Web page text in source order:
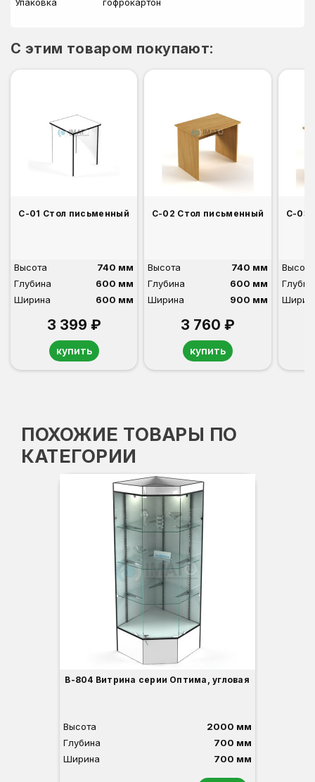
C этим товаром покупают:
С-01 Стол письменный
Высота
740 мм
Глубина
600 мм
Ширина
600 мм
3 399 ₽
купить
С-02 Стол письменный
Высота
740 мм
Глубина
600 мм
Ширина
900 мм
3 760 ₽
купить
С-03
Высота
ПОХОЖИЕ ТОВАРЫ ПО
КАТЕГОРИИ
В-804 Витрина серии Оптима, угловая
Высота
2000 мм
Глубина
700 мм
Ширина
700 мм